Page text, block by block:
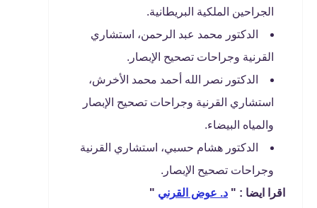
الجراحين الملكية البريطانية.
الدكتور محمد عبد الرحمن، استشاري
القرنية وجراحات تصحيح الإبصار.
الدكتور نصر الله أحمد محمد الأخرش،
استشاري القرنية وجراحات تصحيح الإبصار
والمياه البيضاء.
الدكتور هشام حسبي، استشاري القرنية
وجراحات تصحيح الإبصار.
اقرا ايضا : " د. عوض القرني "